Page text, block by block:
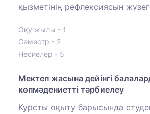
қызметінің рефлексиясын
Оқу жылы - 1
Семестр - 2
Несиелер - 5
Мектеп жасына дейінгі
көпмәдениетті тәрбиелеу
Курсты оқыту барысында